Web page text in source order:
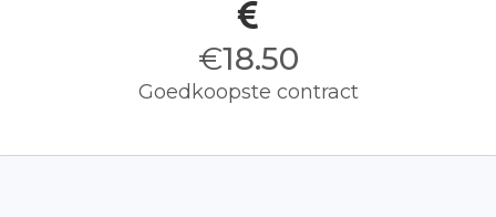
€18.50
Goedkoopste contract